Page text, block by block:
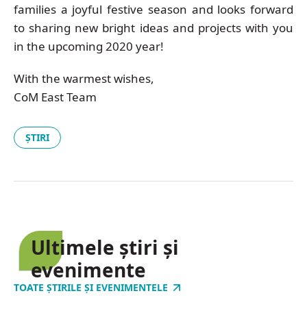
families a joyful festive season and looks forward
to sharing new bright ideas and projects with you
in the upcoming 2020 year!
With the warmest wishes,
CoM East Team
ȘTIRI
Ultimele știri și
evenimente
TOATE ȘTIRILE ȘI EVENIMENTELE